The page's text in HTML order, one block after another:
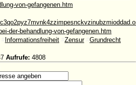
von-gefangenen.htm
der-behandlung-von-gefangenen.htm
Informationsfreiheit Zensur
Grundrecht
Aufrufe: 4808